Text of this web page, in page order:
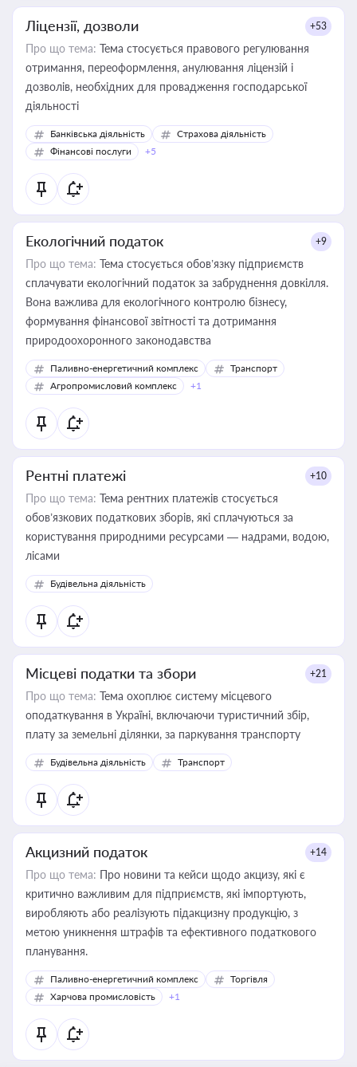
Ліцензії, дозволи +53
Про що тема: Тема стосується правового регулювання
отримання, переоформлення, анулювання ліцензій і
дозволів, необхідних для провадження господарської
діяльності
Банківська діяльність
Страхова діяльність
Фінансові послуги
+5
Екологічний податок +9
Про що тема: Тема стосується обов’язку підприємств
сплачувати екологічний податок за забруднення довкілля.
Вона важлива для екологічного контролю бізнесу,
формування фінансової звітності та дотримання
природоохоронного законодавства
Паливно-енергетичний комплекс
Транспорт
Агропромисловий комплекс
+1
Рентні платежі +10
Про що тема: Тема рентних платежів стосується
обов’язкових податкових зборів, які сплачуються за
користування природними ресурсами — надрами, водою,
лісами
Будівельна діяльність
Місцеві податки та збори +21
Про що тема: Тема охоплює систему місцевого
оподаткування в Україні, включаючи туристичний збір,
плату за земельні ділянки, за паркування транспорту
Будівельна діяльність Транспорт
Акцизний податок +14
Про що тема: Про новини та кейси щодо акцизу, які є
критично важливим для підприємств, які імпортують,
виробляють або реалізують підакцизну продукцію, з
метою уникнення штрафів та ефективного податкового
планування.
Паливно-енергетичний комплекс
Торгівля
Харчова промисловість
+1